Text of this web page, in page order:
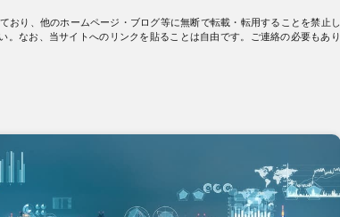
り、他のホームページ・ブログ等に無断で転載・転用することを禁止し
なお、当サイトへのリンクを貼ることは自由です。ご連絡の必要もあり